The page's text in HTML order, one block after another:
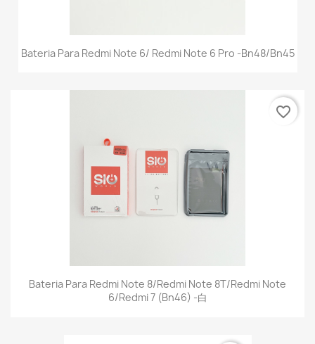
Bateria Para Redmi Note 6/ Redmi Note 6 Pro -Bn48/Bn45
Bateria Para Redmi Note 8/Redmi Note 8T/Redmi Note
6/Redmi 7 (Bn46) -白
favorite_border